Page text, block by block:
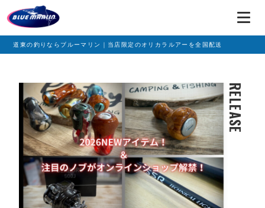
道東の釣りならブルーマリン｜当店限定のオリカラルアーを全国配送
RELEASE